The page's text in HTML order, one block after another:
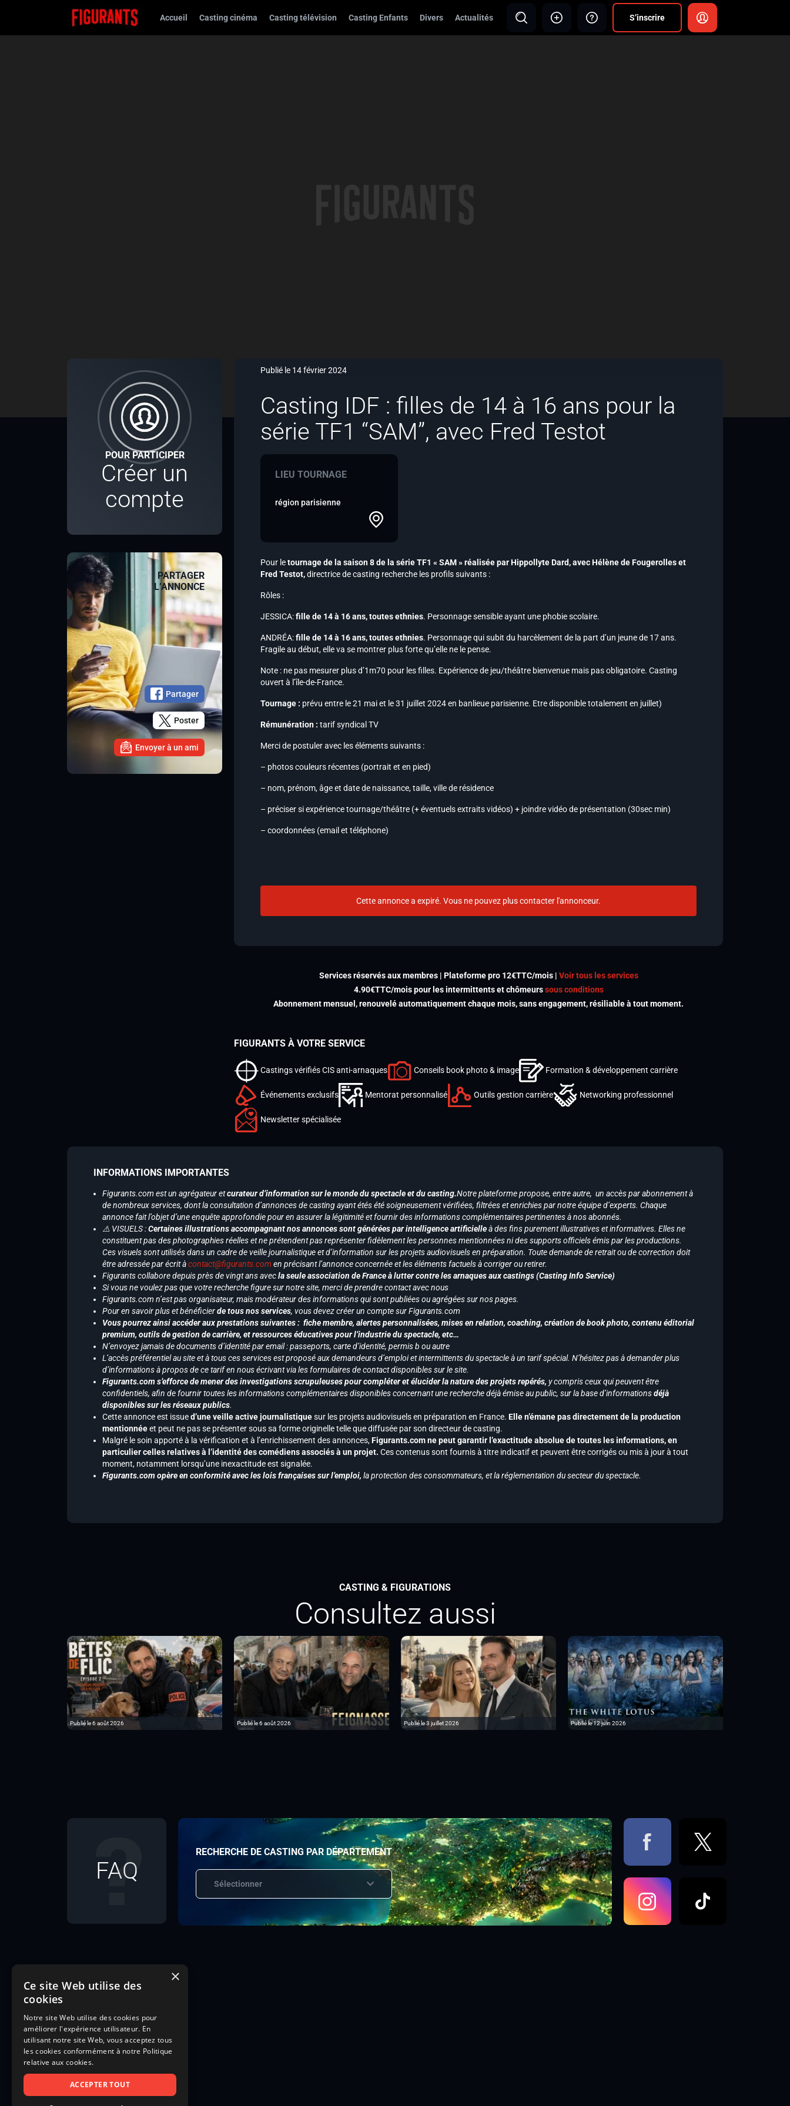
Accueil Casting cinéma Casting télévision Casting Enfants Divers Actualités S’inscrire
POUR PARTICIPER
Créer un
compte
PARTAGER
L’ANNONCE
Partager
Poster
Envoyer à un ami
Publié le 14 février 2024
Casting IDF : filles de 14 à 16 ans pour la
série TF1 “SAM”, avec Fred Testot
LIEU TOURNAGE
région parisienne
Pour letournage de la saison 8 de la sérieTF1 « SAM » réalisée par Hippollyte Dard,avec Hélène de Fougerolles et
Fred Testot,directrice de casting recherche les profils suivants :
Rôles :
JESSICA:fille de 14 à 16 ans, toutes ethnies. Personnage sensible ayant une phobie scolaire.
ANDRÉA:fille de 14 à 16 ans, toutes ethnies. Personnage qui subit du harcèlement de la part d’un jeune de 17 ans.
Fragile au début, elle va se montrer plus forte qu’elle ne le pense.
Note : ne pas mesurer plus d’1m70 pour les filles. Expérience de jeu/théâtre bienvenue mais pas obligatoire. Casting
ouvert à l’île-de-France.
Tournage : prévu entre le 21 mai et le 31 juillet 2024 en banlieue parisienne. Etre disponible totalement en juillet)
Rémunération : tarif syndical TV
Merci de postuler avec les éléments suivants :
– photos couleurs récentes (portrait et en pied)
– nom, prénom, âge et date de naissance, taille, ville de résidence
– préciser si expérience tournage/théâtre (+ éventuels extraits vidéos) + joindre vidéo de présentation (30sec min)
– coordonnées (email et téléphone)
Cette annonce a expiré. Vous ne pouvez plus contacter l'annonceur.
Services réservés aux membres | Plateforme pro 12€TTC/mois | Voir tous les services
4.90€TTC/mois pour les intermittents et chômeurssous conditions
Abonnement mensuel, renouvelé automatiquement chaque mois, sans engagement, résiliable à tout moment.
FIGURANTS À VOTRE SERVICE
Castings vérifiés CIS anti-arnaques Conseils book photo & image Formation & développement carrière
Événements exclusifs Mentorat personnalisé Outils gestion carrière Networking professionnel
Newsletter spécialisée
INFORMATIONS IMPORTANTES
Figurants.com est un agrégateur etcurateur d’information sur le monde du spectacle et du casting.Notre plateforme propose, entre autre, un accès par abonnement à
de nombreux services, dont la consultation d’annonces de casting ayant étés été soigneusement vérifiées, filtrées et enrichies par notre équipe d’experts. Chaque
annonce fait l’objet d’une enquête approfondie pour en assurer la légitimité et fournir des informations complémentaires pertinentes à nos abonnés.
⚠️ VISUELS :Certaines illustrations accompagnant nos annonces sont générées par intelligence artificielleà des fins purement illustratives et informatives. Elles ne
constituent pas des photographies réelles et ne prétendent pas représenter fidèlement les personnes mentionnées ni des supports officiels émis par les productions.
Ces visuels sont utilisés dans un cadre de veille journalistique et d’information sur les projets audiovisuels en préparation. Toute demande de retrait ou de correction doit
être adressée par écrit àcontact@figurants.com en précisant l’annonce concernée et les éléments factuels à corriger ou retirer.
Figurants collabore depuis près de vingt ans avecla seule association de France à lutter contre les arnaques aux castings (Casting Info Service)
Si vous ne voulez pas que votre recherche figure sur notre site, merci de prendre contact avec nous
Figurants.com n’est pas organisateur, mais modérateur des informations qui sont publiées ou agrégées sur nos pages.
Pour en savoir plus et bénéficierde tous nos services, vous devez créer un compte sur Figurants.com
Vous pourrez ainsi accéder aux prestations suivantes : fiche membre, alertes personnalisées, mises en relation, coaching, création de book photo, contenu éditorial
premium, outils de gestion de carrière, et ressources éducatives pour l’industrie du spectacle, etc…
N’envoyez jamais de documents d’identité par email : passeports, carte d’identité, permis b ou autre
L’accès préférentiel au site et à tous ces services est proposé aux demandeurs d’emploi et intermittents du spectacle à un tarif spécial. N’hésitez pas à demander plus
d’informations à propos de ce tarif en nous écrivant via les formulaires de contact disponibles sur le site.
Figurants.com s’efforce de mener des investigations scrupuleuses pour compléter et élucider la nature des projets repérés, y compris ceux qui peuvent être
confidentiels, afin de fournir toutes les informations complémentaires disponibles concernant une recherche déjà émise au public, sur la base d’informationsdéjà
disponibles sur les réseaux publics.
Cette annonce est issued’une veille active journalistiquesur les projets audiovisuels en préparation en France. Elle n’émane pas directement de la production
mentionnéeet peut ne pas se présenter sous sa forme originelle telle que diffusée par son directeur de casting.
Malgré le soin apporté à la vérification et à l’enrichissement des annonces,Figurants.com ne peut garantir l’exactitude absolue de toutes les informations, en
particulier celles relatives à l’identité des comédiens associés à un projet. Ces contenus sont fournis à titre indicatif et peuvent être corrigés ou mis à jour à tout
moment, notamment lorsqu’une inexactitude est signalée.
Figurants.com opère en conformité avec les lois françaises sur l’emploi, la protection des consommateurs, et la réglementation du secteur du spectacle.
CASTING & FIGURATIONS
Consultez aussi
Publié le 6 août 2026 Publié le 6 août 2026 Publié le 3 juillet 2026 Publié le 12 juin 2026
FAQ
RECHERCHE DE CASTING PAR DÉPARTEMENT
Sélectionner
×
Ce site Web utilise des
cookies
Notre site Web utilise des cookies pour
améliorer l'expérience utilisateur. En
utilisant notre site Web, vous acceptez tous
les cookies conformément à notre Politique
relative aux cookies.
ACCEPTER TOUT